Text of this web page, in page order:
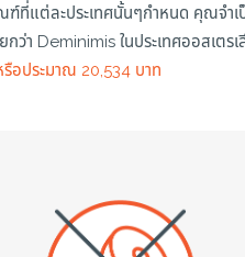
ณฑ์ที่แต่ละประเทศนั้นๆกำหนด คุณจำ
ว่า Deminimis ในประเทศออสเตร
อประมาณ 20,534 บาท